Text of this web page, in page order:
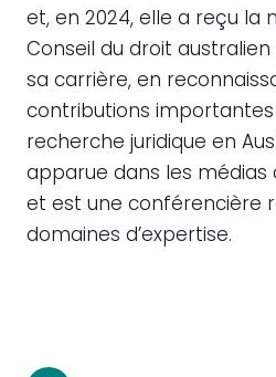
et, en 2024, elle a reçu la
Conseil du droit australien
sa carrière, en
contributions importantes
recherche juridique en
apparue dans les médias
et est une conférencière
domaines d’expertise.